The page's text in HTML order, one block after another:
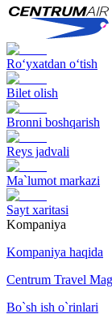
Ro‘yxatdan o‘tish
Bilet olish
Bronni boshqarish
Reys jadvali
Ma`lumot markazi
Sayt xaritasi
Kompaniya
Kompaniya haqida
Centrum Travel
Bo`sh ish o`rinlari